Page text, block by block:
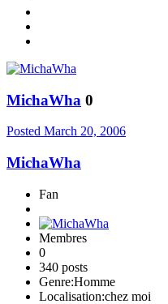
MichaWha 0
Posted March 20, 2006
MichaWha
Fan
Membres
0
340 posts
Genre:Homme
Localisation:chez moi